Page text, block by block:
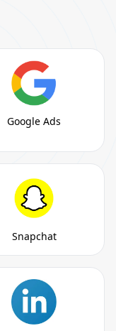
Google Ads
Snapchat